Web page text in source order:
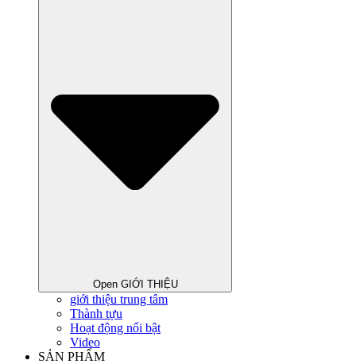
Open GIỚI THIỆU
giới thiệu trung tâm
Thành tựu
Hoạt động nổi bật
Video
SẢN PHẨM